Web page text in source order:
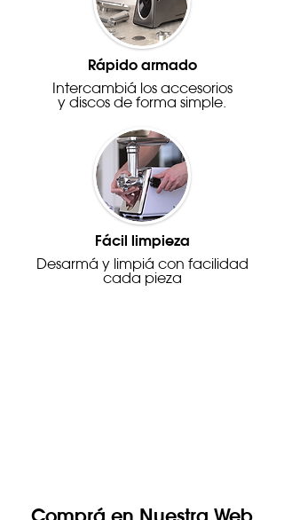
Rápido armado
Intercambiá los accesorios
y discos de forma simple.
Fácil limpieza
Desarmá y limpiá con facilidad
cada pieza